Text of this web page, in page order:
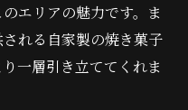
エリアの魅力です。ま
れる自家製の焼き菓子
一層引き立ててくれま